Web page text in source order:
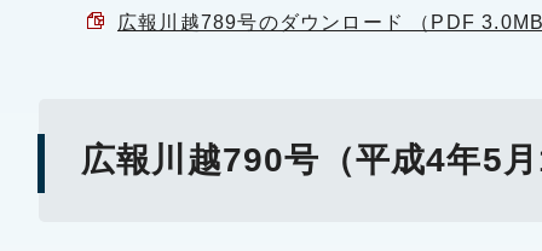
広報川越789号のダウンロード （PDF
広報川越790号（平成4年5